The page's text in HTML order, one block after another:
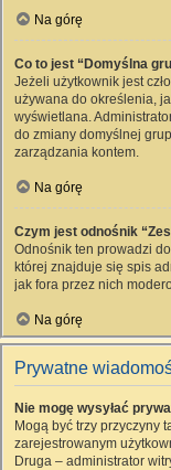
Na górę
Co to jest “Domyślna
Jeżeli użytkownik jest
używana do określenia,
wyświetlana.
do zmiany domyślnej
zarządzania kontem.
Na górę
Czym jest odnośnik
Odnośnik ten prowadzi
której znajduje się spis
jak fora przez nich
Na górę
Prywatne
Nie mogę wysyłać
Mogą być trzy przyczyny
zarejestrowanym
Druga – administrator